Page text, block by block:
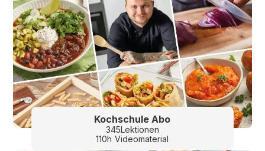
Kochschule Abo
345Lektionen
110h Videomaterial